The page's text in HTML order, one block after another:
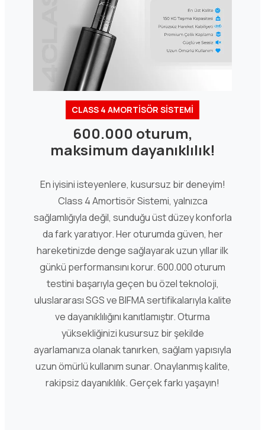
CLASS 4 AMORTİSÖR SİSTEMİ
600.000 oturum,
maksimum dayanıklılık!
En iyisini isteyenlere, kusursuz bir deneyim!
Class 4 Amortisör Sistemi, yalnızca
sağlamlığıyla değil, sunduğu üst düzey konforla
da fark yaratıyor. Her oturumda güven, her
hareketinizde denge sağlayarak uzun yıllar ilk
günkü performansını korur. 600.000 oturum
testini başarıyla geçen bu özel teknoloji,
uluslararası SGS ve BIFMA sertifikalarıyla kalite
ve dayanıklılığını kanıtlamıştır. Oturma
yüksekliğinizi kusursuz bir şekilde
ayarlamanıza olanak tanırken, sağlam yapısıyla
uzun ömürlü kullanım sunar. Onaylanmış kalite,
rakipsiz dayanıklılık. Gerçek farkı yaşayın!